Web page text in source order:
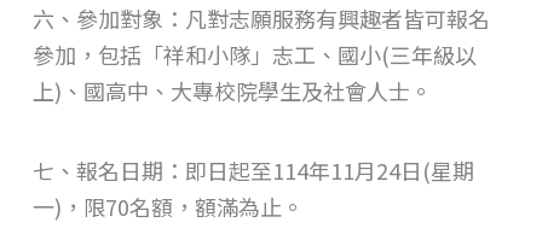
六、參加對象：凡對志願服務有興趣者皆可報名
參加，包括「祥和小隊」志工、國小(三年級以
上)、國高中、大專校院學生及社會人士。
七、報名日期：即日起至114年11月24日(星期
一)，限70名額，額滿為止。